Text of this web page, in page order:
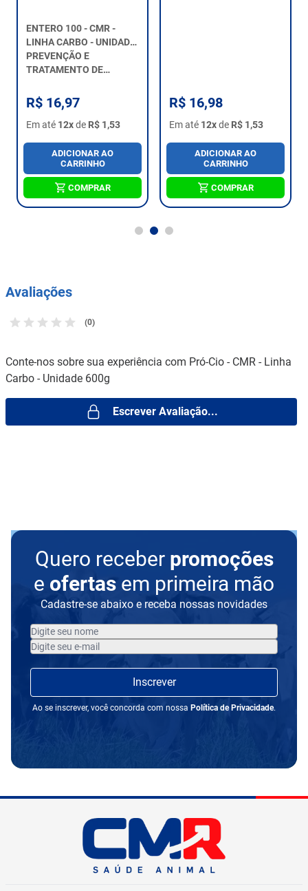
ENTERO 100 - CMR -
LINHA CARBO - UNIDADE
600G
PREVENÇÃO E
TRATAMENTO DE
R$ 16,97
Em até 12xde R$ 1,53
ADICIONAR AO
CARRINHO
COMPRAR
HEPÁTICA.
R$ 16,98
Em até 12xde R$ 1,53
ADICIONAR AO
CARRINHO
COMPRAR
Avaliações
(0)
Conte-nos sobre sua experiência com Pró-Cio - CMR - Linha
Carbo - Unidade 600g
Escrever Avaliação...
Quero receber promoções
e ofertas em primeira mão
Cadastre-se abaixo e receba nossas novidades
Inscrever
Ao se inscrever, você concorda com nossa Política de Privacidade.